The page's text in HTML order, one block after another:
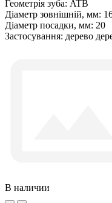
Геометрія зуба: ATB
Діаметр зовнішній, мм:
Діаметр посадки, мм: 20
Застосування: дерево
В наличии